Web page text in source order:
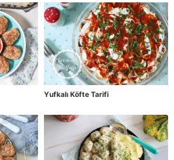
Yufkalı Köfte Tarifi